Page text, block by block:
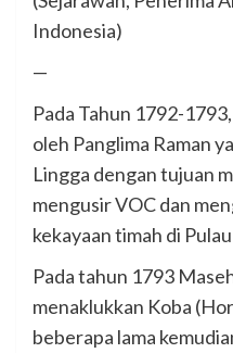
Indonesia)
—
Pada Tahun 1792-
oleh Panglima Raman
Lingga dengan tujuan
mengusir VOC dan
kekayaan timah di
Pada tahun 1793
menaklukkan Koba
beberapa lama